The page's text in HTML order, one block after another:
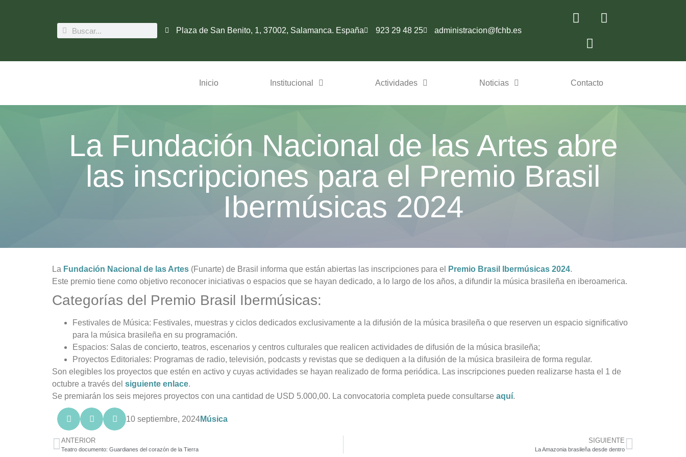
Plaza de San Benito, 1, 37002, Salamanca. España 923 29 48 25 administracion@fchb.es
Inicio Institucional Actividades Noticias Contacto
La Fundación Nacional de las Artes abre
las inscripciones para el Premio Brasil
Ibermúsicas 2024
La Fundación Nacional de las Artes (Funarte) de Brasil informa que están abiertas las inscripciones para el Premio Brasil Ibermúsicas 2024.
Este premio tiene como objetivo reconocer iniciativas o espacios que se hayan dedicado, a lo largo de los años, a difundir la música brasileña en iberoamerica.
Categorías del Premio Brasil Ibermúsicas:
Festivales de Música: Festivales, muestras y ciclos dedicados exclusivamente a la difusión de la música brasileña o que reserven un espacio significativo
para la música brasileña en su programación.
Espacios: Salas de concierto, teatros, escenarios y centros culturales que realicen actividades de difusión de la música brasileña;
Proyectos Editoriales: Programas de radio, televisión, podcasts y revistas que se dediquen a la difusión de la música brasileira de forma regular.
Son elegibles los proyectos que estén en activo y cuyas actividades se hayan realizado de forma periódica. Las inscripciones pueden realizarse hasta el 1 de
octubre a través del siguiente enlace.
Se premiarán los seis mejores proyectos con una cantidad de USD 5.000,00. La convocatoria completa puede consultarse aquí.
10 septiembre, 2024Música
ANTERIOR
Teatro documento: Guardianes del corazón de la Tierra
SIGUIENTE
La Amazonia brasileña desde dentro